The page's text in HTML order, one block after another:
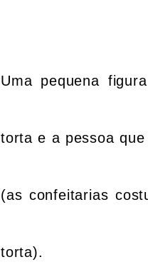
Uma pequena
torta e a pessoa
(as confeitarias
torta).